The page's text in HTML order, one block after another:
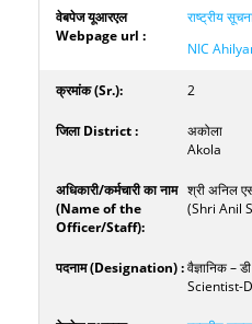
राष्ट्रीय
NIC
2
अकोला
Akola
श्री अनिल
(Shri Anil
वैज्ञानिक – डी
Scientist-D